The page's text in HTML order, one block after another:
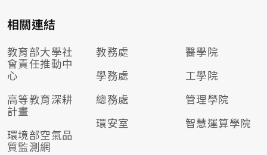
相關連結
教育部大學社
會責任推動中
心
高等教育深耕
計畫
環境部空氣品
質監測網
教務處
學務處
總務處
環安室
醫學院
工學院
管理學院
智慧運算學院